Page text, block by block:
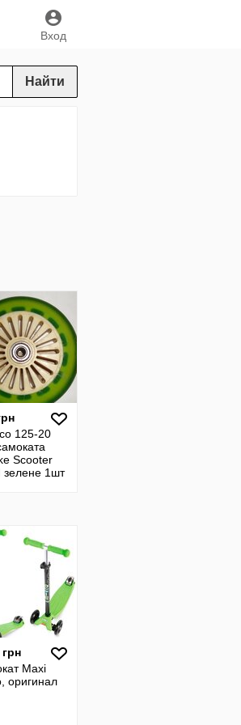
Вход
Найти
125-20
Scooter
зелене 1шт
грн
Maxi
оригинал